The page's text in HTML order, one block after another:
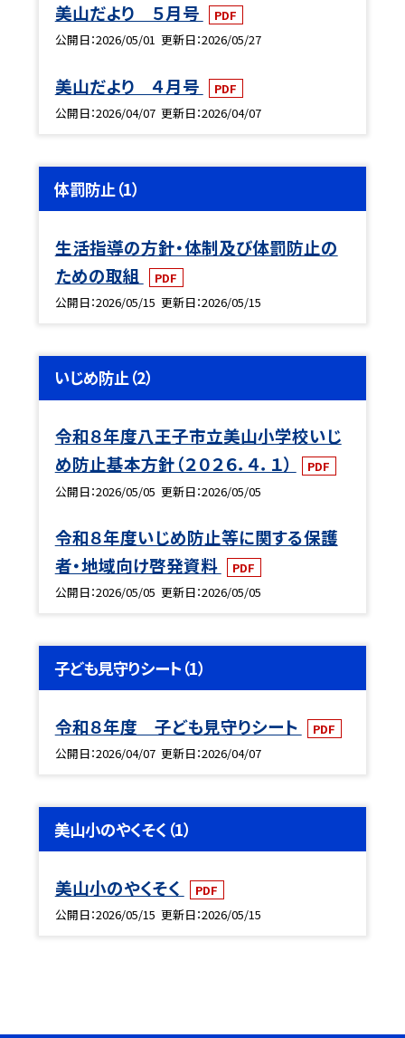
美山だより ５月号
PDF
公開日 2026/05/01 更新日 2026/05/27
美山だより ４月号
PDF
公開日 2026/04/07 更新日 2026/04/07
体罰防止（1）
生活指導の方針・体制及び体罰防止の
ための取組
PDF
公開日 2026/05/15 更新日 2026/05/15
いじめ防止（2）
令和８年度八王子市立美山小学校いじ
め防止基本方針（２０２６．４．１）
PDF
公開日 2026/05/05 更新日 2026/05/05
令和８年度いじめ防止等に関する保護
者・地域向け啓発資料
PDF
公開日 2026/05/05 更新日 2026/05/05
子ども見守りシート（1）
令和８年度 子ども見守りシート
PDF
公開日 2026/04/07 更新日 2026/04/07
美山小のやくそく（1）
美山小のやくそく
PDF
公開日 2026/05/15 更新日 2026/05/15